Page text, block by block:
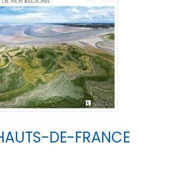
DE-FRANCE